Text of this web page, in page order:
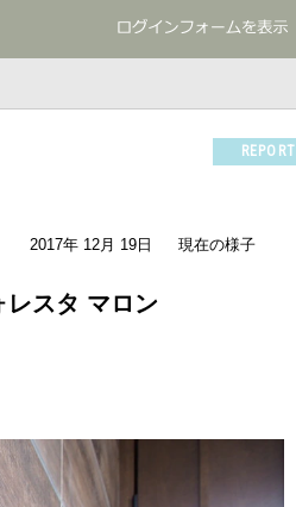
REPORT
2017年 12月 19日 現在の様子
スタ マロン